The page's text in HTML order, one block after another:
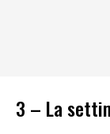
3 – La